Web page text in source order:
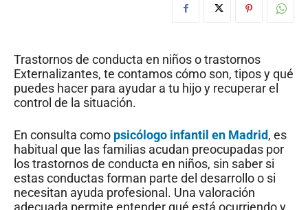
Trastornos de conducta en niños o trastornos
Externalizantes, te contamos cómo son, tipos y qué
puedes hacer para ayudar a tu hijo y recuperar el
control de la situación.
En consulta como psicólogo infantil en Madrid, es
habitual que las familias acudan preocupadas por
los trastornos de conducta en niños, sin saber si
estas conductas forman parte del desarrollo o si
necesitan ayuda profesional. Una valoración
adecuada permite entender qué está ocurriendo y